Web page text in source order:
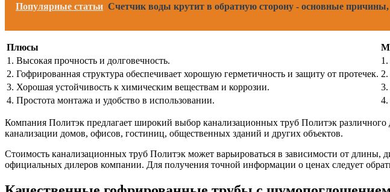
Популярные статьи Счетчик воды крутит в обратную сторону - основные
Плюсы
1. Высокая прочность и долговечность.
2. Гофрированная структура обеспечивает хорошую герметичность и защиту от протечек.
3. Хорошая устойчивость к химическим веществам и коррозии.
4. Простота монтажа и удобство в использовании.
4.
Компания Политэк предлагает широкий выбор канализационных труб Политэк
канализации домов, офисов, гостиниц, общественных зданий и других объектов.
Стоимость канализационных труб Политэк может варьироваться в зависимости от
официальных дилеров компании. Для получения точной информации о ценах следует